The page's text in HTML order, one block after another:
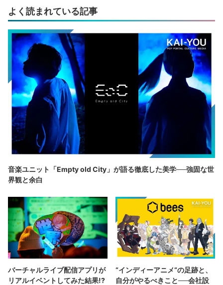
よく読まれている記事
音楽ユニット「Empty old City」が語る徹底した美学──強固な世
界観と余白
バーチャルライブ配信アプリが
リアルイベントしてみた結果!?
“インディーアニメ“の足跡と、
自分がやるべきこと──会社設